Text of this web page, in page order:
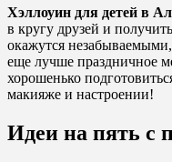
Хэллоуин для детей в
в кругу друзей и
окажутся
еще лучше праздничное
хорошенько
макияже и настроении!
Идеи на пять с